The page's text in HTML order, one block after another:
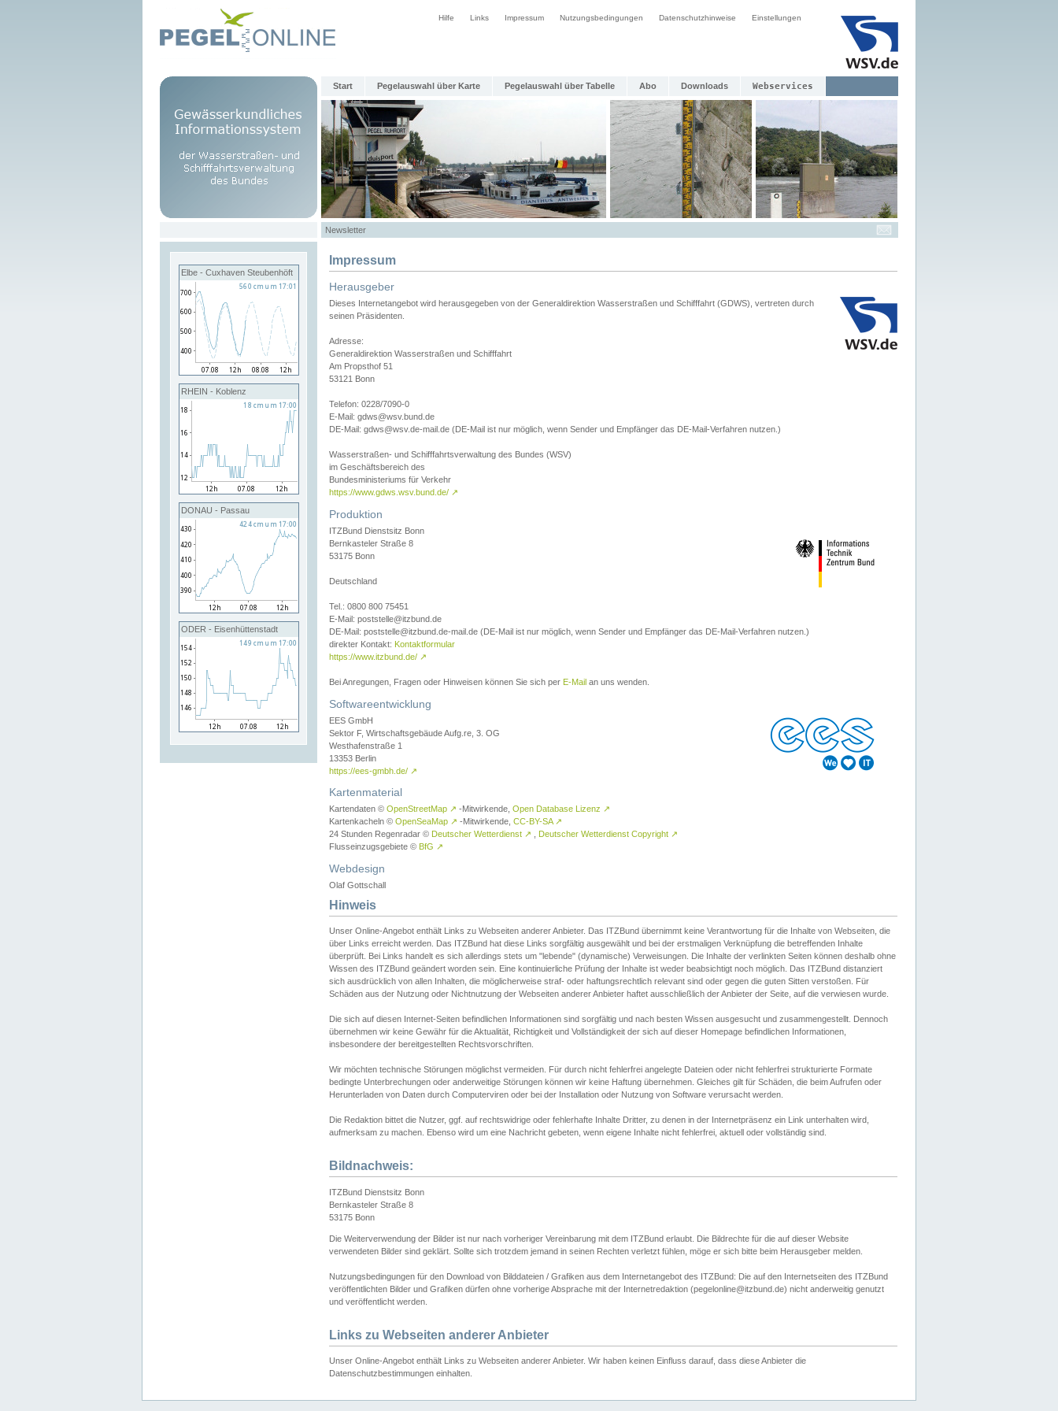
Hilfe Links Impressum Nutzungsbedingungen Datenschutzhinweise Einstellungen
Start Pegelauswahl über Karte Pegelauswahl über Tabelle Abo Downloads Webservices
Newsletter
Elbe - Cuxhaven Steubenhöft
RHEIN - Koblenz
DONAU - Passau
ODER - Eisenhüttenstadt
Impressum
Herausgeber
Dieses Internetangebot wird herausgegeben von der Generaldirektion Wasserstraßen und Schifffahrt (GDWS), vertreten durch
seinen Präsidenten.
Adresse:
Generaldirektion Wasserstraßen und Schifffahrt
Am Propsthof 51
53121 Bonn
Telefon: 0228/7090-0
E-Mail: gdws@wsv.bund.de
DE-Mail: gdws@wsv.de-mail.de (DE-Mail ist nur möglich, wenn Sender und Empfänger das DE-Mail-Verfahren nutzen.)
Wasserstraßen- und Schifffahrtsverwaltung des Bundes (WSV)
im Geschäftsbereich des
Bundesministeriums für Verkehr
https://www.gdws.wsv.bund.de/ ↗
Produktion
ITZBund Dienstsitz Bonn
Bernkasteler Straße 8
53175 Bonn
Deutschland
Tel.: 0800 800 75451
E-Mail: poststelle@itzbund.de
DE-Mail: poststelle@itzbund.de-mail.de (DE-Mail ist nur möglich, wenn Sender und Empfänger das DE-Mail-Verfahren nutzen.)
direkter Kontakt: Kontaktformular
https://www.itzbund.de/ ↗
Bei Anregungen, Fragen oder Hinweisen können Sie sich per E-Mail an uns wenden.
Softwareentwicklung
EES GmbH
Sektor F, Wirtschaftsgebäude Aufg.re, 3. OG
Westhafenstraße 1
13353 Berlin
https://ees-gmbh.de/ ↗
Kartenmaterial
Kartendaten © OpenStreetMap ↗ -Mitwirkende, Open Database Lizenz ↗
Kartenkacheln © OpenSeaMap ↗ -Mitwirkende, CC-BY-SA ↗
24 Stunden Regenradar © Deutscher Wetterdienst ↗ Deutscher Wetterdienst Copyright ↗
Flusseinzugsgebiete © BfG ↗
Webdesign
Olaf Gottschall
Hinweis
Unser Online-Angebot enthält Links zu Webseiten anderer Anbieter. Das ITZBund übernimmt keine Verantwortung für die Inhalte von Webseiten, die
über Links erreicht werden. Das ITZBund hat diese Links sorgfältig ausgewählt und bei der erstmaligen Verknüpfung die betreffenden Inhalte
überprüft. Bei Links handelt es sich allerdings stets um "lebende" (dynamische) Verweisungen. Die Inhalte der verlinkten Seiten können deshalb ohne
Wissen des ITZBund geändert worden sein. Eine kontinuierliche Prüfung der Inhalte ist weder beabsichtigt noch möglich. Das ITZBund distanziert
sich ausdrücklich von allen Inhalten, die möglicherweise straf- oder haftungsrechtlich relevant sind oder gegen die guten Sitten verstoßen. Für
Schäden aus der Nutzung oder Nichtnutzung der Webseiten anderer Anbieter haftet ausschließlich der Anbieter der Seite, auf die verwiesen wurde.
Die sich auf diesen Internet-Seiten befindlichen Informationen sind sorgfältig und nach besten Wissen ausgesucht und zusammengestellt. Dennoch
übernehmen wir keine Gewähr für die Aktualität, Richtigkeit und Vollständigkeit der sich auf dieser Homepage befindlichen Informationen,
insbesondere der bereitgestellten Rechtsvorschriften.
Wir möchten technische Störungen möglichst vermeiden. Für durch nicht fehlerfrei angelegte Dateien oder nicht fehlerfrei strukturierte Formate
bedingte Unterbrechungen oder anderweitige Störungen können wir keine Haftung übernehmen. Gleiches gilt für Schäden, die beim Aufrufen oder
Herunterladen von Daten durch Computerviren oder bei der Installation oder Nutzung von Software verursacht werden.
Die Redaktion bittet die Nutzer, ggf. auf rechtswidrige oder fehlerhafte Inhalte Dritter, zu denen in der Internetpräsenz ein Link unterhalten wird,
aufmerksam zu machen. Ebenso wird um eine Nachricht gebeten, wenn eigene Inhalte nicht fehlerfrei, aktuell oder vollständig sind.
Bildnachweis:
ITZBund Dienstsitz Bonn
Bernkasteler Straße 8
53175 Bonn
Die Weiterverwendung der Bilder ist nur nach vorheriger Vereinbarung mit dem ITZBund erlaubt. Die Bildrechte für die auf dieser Website
verwendeten Bilder sind geklärt. Sollte sich trotzdem jemand in seinen Rechten verletzt fühlen, möge er sich bitte beim Herausgeber melden.
Nutzungsbedingungen für den Download von Bilddateien / Grafiken aus dem Internetangebot des ITZBund: Die auf den Internetseiten des ITZBund
veröffentlichten Bilder und Grafiken dürfen ohne vorherige Absprache mit der Internetredaktion (pegelonline@itzbund.de) nicht anderweitig genutzt
und veröffentlicht werden.
Links zu Webseiten anderer Anbieter
Unser Online-Angebot enthält Links zu Webseiten anderer Anbieter. Wir haben keinen Einfluss darauf, dass diese Anbieter die
Datenschutzbestimmungen einhalten.